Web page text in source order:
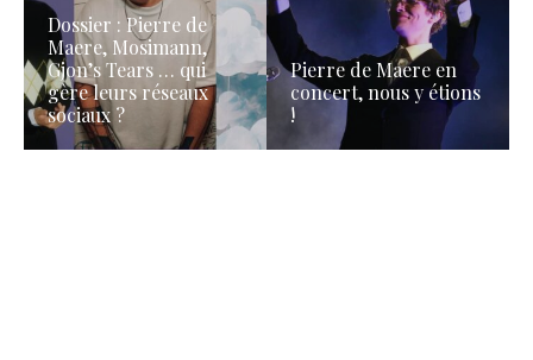
Dossier : Pierre de
Maere, Mosimann,
Gjon’s Tears … qui
gère leurs réseaux
sociaux ?
Pierre de Maere en
concert, nous y étions
!